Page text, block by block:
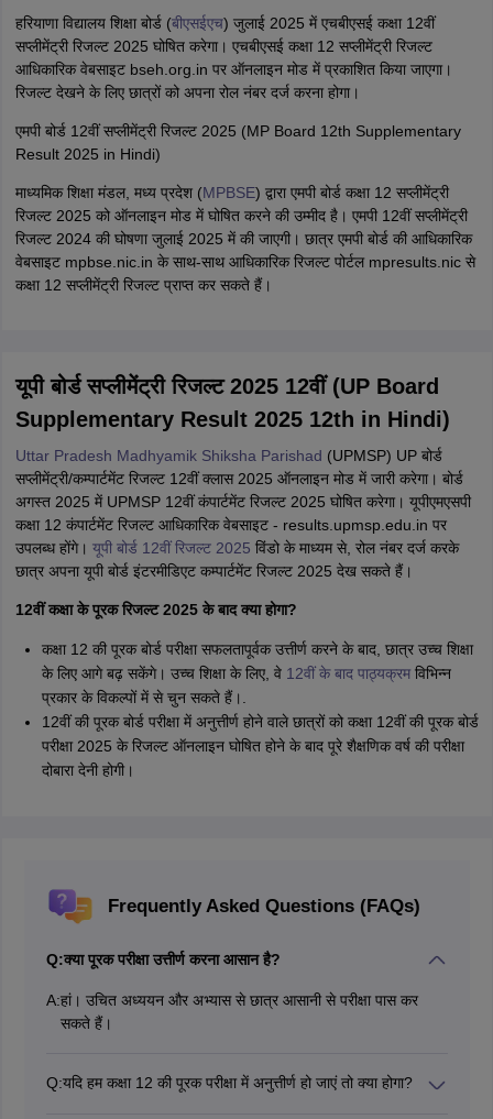
A
Amrapali
Amrapali
हरियाणा विद्यालय शिक्षा बोर्ड (बीएसईएच) जुलाई 2025 में एचबीएसई कक्षा 12वीं
सप्लीमेंट्री रिजल्ट 2025 घोषित करेगा। एचबीएसई कक्षा 12 सप्लीमेंट्री रिजल्ट
आधिकारिक वेबसाइट bseh.org.in पर ऑनलाइन मोड में प्रकाशित किया जाएगा।
रिजल्ट देखने के लिए छात्रों को अपना रोल नंबर दर्ज करना होगा।
एमपी बोर्ड 12वीं सप्लीमेंट्री रिजल्ट 2025 (MP Board 12th Supplementary
Result 2025 in Hindi)
माध्यमिक शिक्षा मंडल, मध्य प्रदेश (MPBSE) द्वारा एमपी बोर्ड कक्षा 12 सप्लीमेंट्री
रिजल्ट 2025 को ऑनलाइन मोड में घोषित करने की उम्मीद है। एमपी 12वीं सप्लीमेंट्री
रिजल्ट 2024 की घोषणा जुलाई 2025 में की जाएगी। छात्र एमपी बोर्ड की आधिकारिक
वेबसाइट mpbse.nic.in के साथ-साथ आधिकारिक रिजल्ट पोर्टल mpresults.nic से
कक्षा 12 सप्लीमेंट्री रिजल्ट प्राप्त कर सकते हैं।
यूपी बोर्ड सप्लीमेंट्री रिजल्ट 2025 12वीं (UP Board
Supplementary Result 2025 12th in Hindi)
Uttar Pradesh Madhyamik Shiksha Parishad (UPMSP) UP बोर्ड
सप्लीमेंट्री/कम्पार्टमेंट रिजल्ट 12वीं क्लास 2025 ऑनलाइन मोड में जारी करेगा। बोर्ड
अगस्त 2025 में UPMSP 12वीं कंपार्टमेंट रिजल्ट 2025 घोषित करेगा। यूपीएमएसपी
कक्षा 12 कंपार्टमेंट रिजल्ट आधिकारिक वेबसाइट - results.upmsp.edu.in पर
उपलब्ध होंगे। यूपी बोर्ड 12वीं रिजल्ट 2025 विंडो के माध्यम से, रोल नंबर दर्ज करके
छात्र अपना यूपी बोर्ड इंटरमीडिएट कम्पार्टमेंट रिजल्ट 2025 देख सकते हैं।
12वीं कक्षा के पूरक रिजल्ट 2025 के बाद क्या होगा?
कक्षा 12 की पूरक बोर्ड परीक्षा सफलतापूर्वक उत्तीर्ण करने के बाद, छात्र उच्च शिक्षा
के लिए आगे बढ़ सकेंगे। उच्च शिक्षा के लिए, वे 12वीं के बाद पाठ्यक्रमविभिन्न
प्रकार के विकल्पों में से चुन सकते हैं।.
12वीं की पूरक बोर्ड परीक्षा में अनुत्तीर्ण होने वाले छात्रों को कक्षा 12वीं की पूरक बोर्ड
परीक्षा 2025 के रिजल्ट ऑनलाइन घोषित होने के बाद पूरे शैक्षणिक वर्ष की परीक्षा
दोबारा देनी होगी।
Frequently Asked Questions (FAQs)
Q:क्या पूरक परीक्षा उत्तीर्ण करना आसान है?
A:हां। उचित अध्ययन और अभ्यास से छात्र आसानी से परीक्षा पास कर
सकते हैं।
Q:यदि हम कक्षा 12 की पूरक परीक्षा में अनुत्तीर्ण हो जाएं तो क्या होगा?